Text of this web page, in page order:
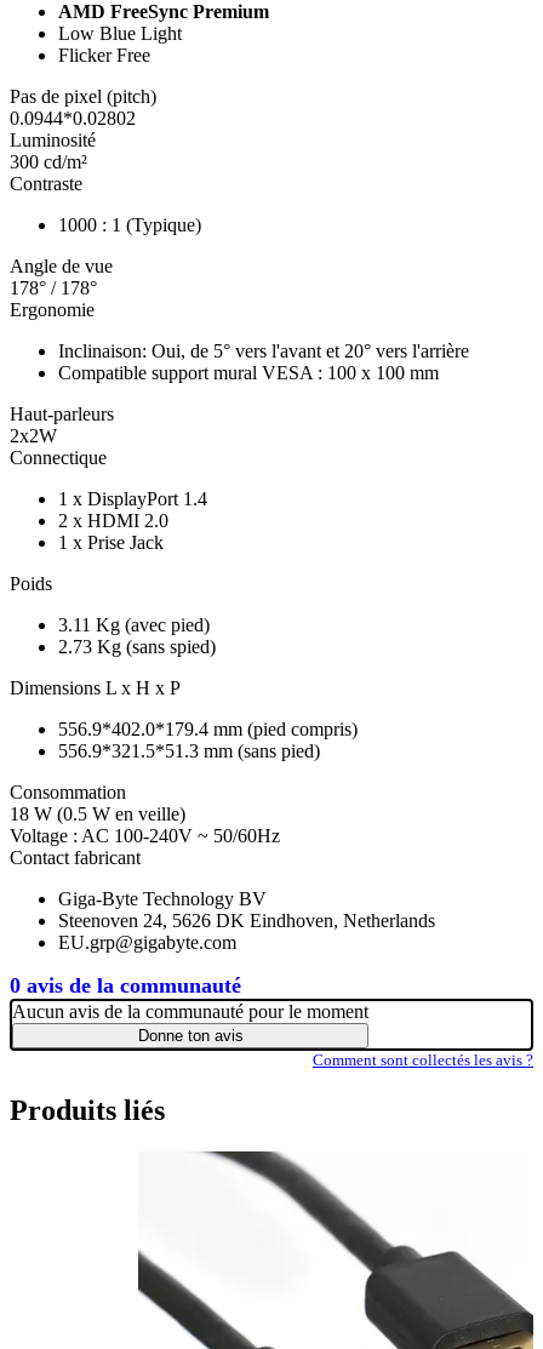
0 avis de la communauté
AMD FreeSync Premium
Low Blue Light
Flicker Free
Pas de pixel (pitch)
0.0944*0.02802
Luminosité
300 cd/m²
Contraste
1000 : 1 (Typique)
Angle de vue
178° / 178°
Ergonomie
Inclinaison: Oui, de 5° vers l'avant et 20° vers l'arrière
Compatible support mural VESA : 100 x 100 mm
Haut-parleurs
2x2W
Connectique
1 x DisplayPort 1.4
2 x HDMI 2.0
1 x Prise Jack
Poids
3.11 Kg (avec pied)
2.73 Kg (sans spied)
Dimensions L x H x P
556.9*402.0*179.4 mm (pied compris)
556.9*321.5*51.3 mm (sans pied)
Consommation
18 W (0.5 W en veille)
Voltage : AC 100-240V ~ 50/60Hz
Contact fabricant
Giga-Byte Technology BV
Steenoven 24, 5626 DK Eindhoven, Netherlands
EU.grp@gigabyte.com
Aucun avis de la communauté pour le moment
Donne ton avis
Comment sont collectés les avis ?
Produits liés